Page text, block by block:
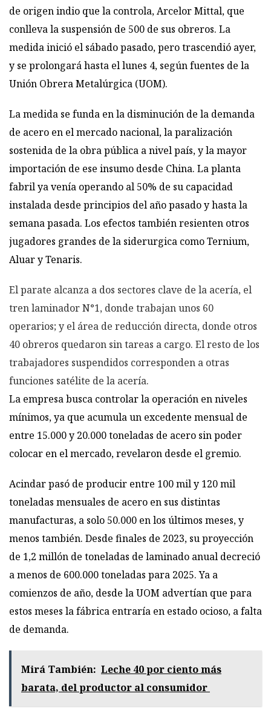
de origen indio que la controla, Arcelor Mittal, que
conlleva la suspensión de 500 de sus obreros. La
medida inició el sábado pasado, pero trascendió ayer,
y se prolongará hasta el lunes 4, según fuentes de la
Unión Obrera Metalúrgica (UOM).
La medida se funda en la disminución de la demanda
de acero en el mercado nacional, la paralización
sostenida de la obra pública a nivel país, y la mayor
importación de ese insumo desde China. La planta
fabril ya venía operando al 50% de su capacidad
instalada desde principios del año pasado y hasta la
semana pasada. Los efectos también resienten otros
jugadores grandes de la siderurgica como Ternium,
Aluar y Tenaris.
El parate alcanza a dos sectores clave de la acería, el
tren laminador N°1, donde trabajan unos 60
operarios; y el área de reducción directa, donde otros
40 obreros quedaron sin tareas a cargo. El resto de los
trabajadores suspendidos corresponden a otras
funciones satélite de la acería.
La empresa busca controlar la operación en niveles
mínimos, ya que acumula un excedente mensual de
entre 15.000 y 20.000 toneladas de acero sin poder
colocar en el mercado, revelaron desde el gremio.
Acindar pasó de producir entre 100 mil y 120 mil
toneladas mensuales de acero en sus distintas
manufacturas, a solo 50.000 en los últimos meses, y
menos también. Desde finales de 2023, su proyección
de 1,2 millón de toneladas de laminado anual decreció
a menos de 600.000 toneladas para 2025. Ya a
comienzos de año, desde la UOM advertían que para
estos meses la fábrica entraría en estado ocioso, a falta
de demanda.
Mirá También: Leche 40 por ciento más
barata, del productor al consumidor